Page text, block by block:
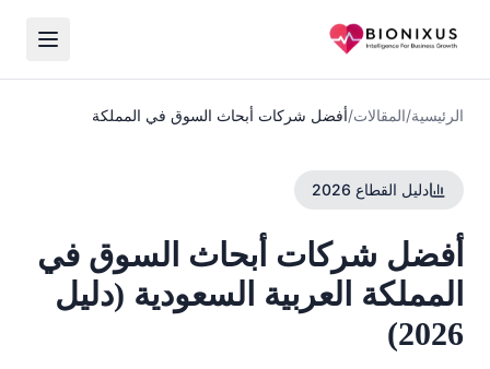
الرئيسية/المقالات/أفضل شركات أبحاث السوق في المملكة
دليل القطاع 2026
أفضل شركات أبحاث السوق في
المملكة العربية السعودية (دليل
2026)